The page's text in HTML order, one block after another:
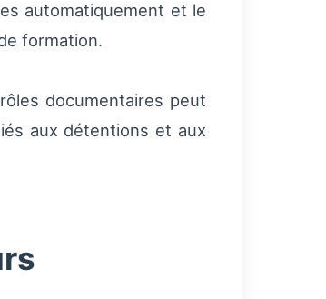
automatiquement et le
formation.
documentaires peut
aux détentions et aux